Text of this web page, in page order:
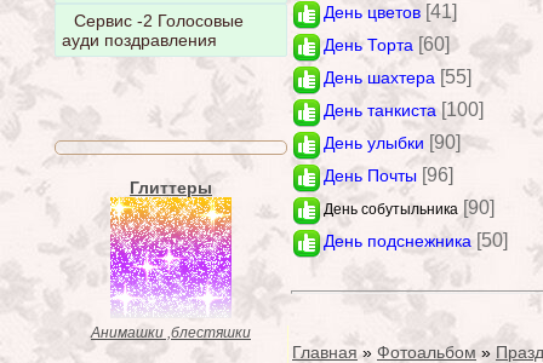
Сервис -2 Голосовые
ауди поздравления
Глиттеры
Анимашки ,блестяшки
День цветов [41]
День Торта [60]
День шахтера [55]
День танкиста [100]
День улыбки [90]
День Почты [96]
День собутыльника [90]
День подснежника [50]
Главная » Фотоальбом »